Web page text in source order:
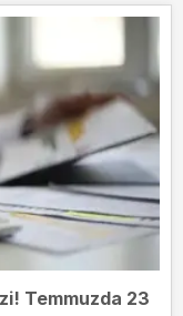
Temmuzda 23